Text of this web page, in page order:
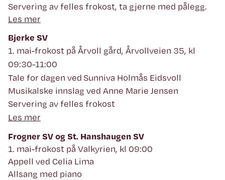
Servering av felles frokost, ta gjerne med pålegg.
Les mer
Bjerke SV
1. mai-frokost på Årvoll gård, Årvollveien 35, kl
09:30-11:00
Tale for dagen ved Sunniva Holmås Eidsvoll
Musikalske innslag ved Anne Marie Jensen
Servering av felles frokost
Les mer
Frogner SV og St. Hanshaugen SV
1. mai-frokost på Valkyrien, kl 09:00
Appell ved Celia Lima
Allsang med piano